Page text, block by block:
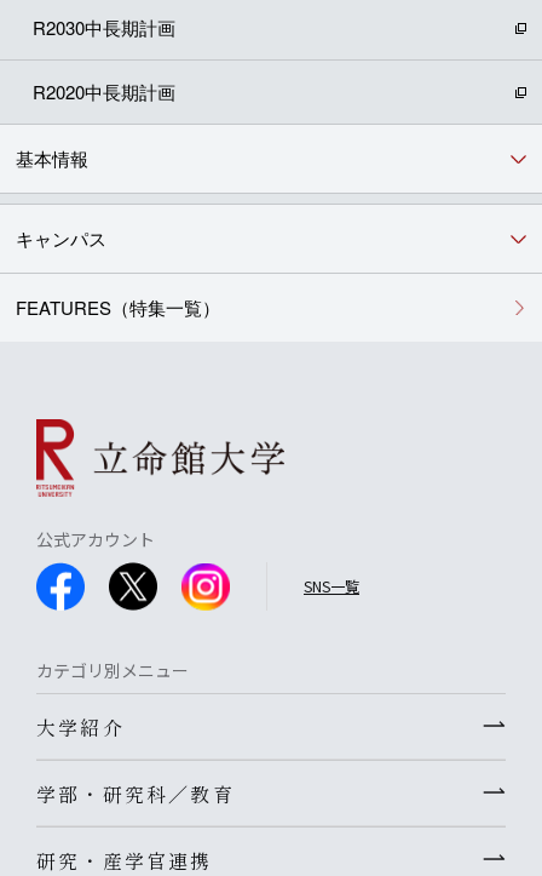
R2030中長期計画
R2020中長期計画
基本情報
キャンパス
FEATURES（特集一覧）
公式アカウント
SNS一覧
カテゴリ別メニュー
大学紹介
学部・研究科／教育
研究・産学官連携